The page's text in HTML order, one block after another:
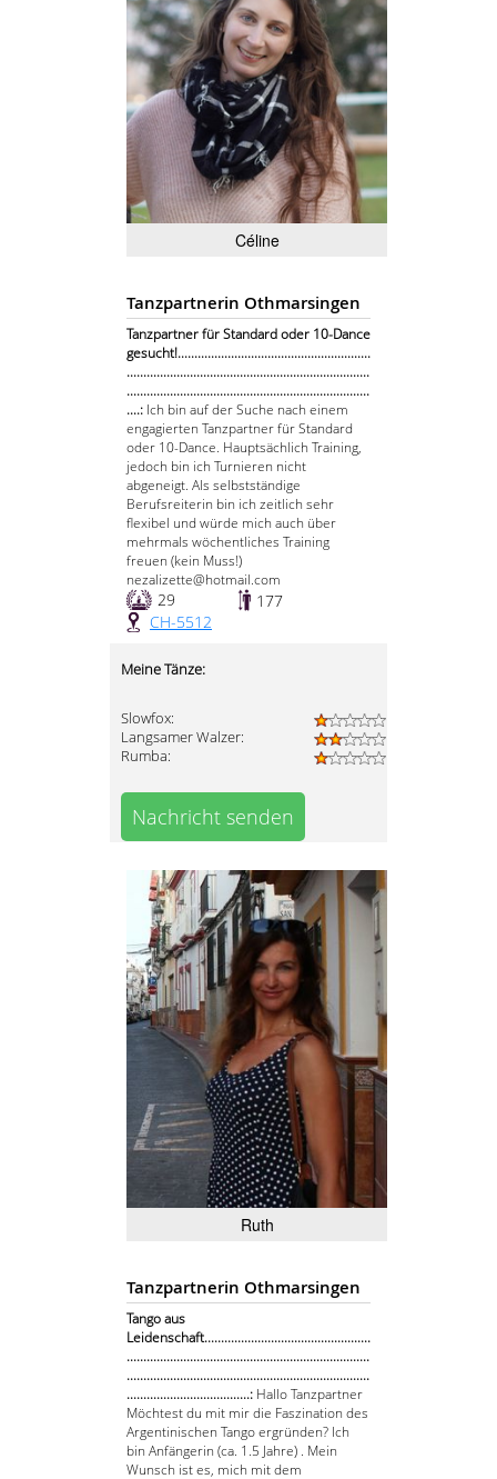
Céline
Tanzpartnerin Othmarsingen
Tanzpartner für Standard oder 10-Dance
gesucht!..........................................................
.........................................................................
.........................................................................
....: Ich bin auf der Suche nach einem
engagierten Tanzpartner für Standard
oder 10-Dance. Hauptsächlich Training,
jedoch bin ich Turnieren nicht
abgeneigt. Als selbstständige
Berufsreiterin bin ich zeitlich sehr
flexibel und würde mich auch über
mehrmals wöchentliches Training
freuen (kein Muss!)
nezalizette@hotmail.com
29
177
CH-5512
Meine Tänze:
Slowfox:
Langsamer Walzer:
Rumba:
Nachricht senden
Ruth
Tanzpartnerin Othmarsingen
Tango aus
Leidenschaft..................................................
.........................................................................
.........................................................................
.....................................: Hallo Tanzpartner
Möchtest du mit mir die Faszination des
Argentinischen Tango ergründen? Ich
bin Anfängerin (ca. 1.5 Jahre) . Mein
Wunsch ist es, mich mit dem